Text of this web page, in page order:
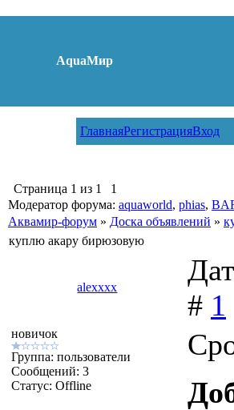
AquaМир
ГлавнаяРегистрацияВход
Страница 1 из 1
1
Модератор форума: aquaworld, phias,
Аквамир-форум » Доска объявлений »
куплю акару бирюзовую
alexxxx
# 1
новичок
Группа: пользователи
Сообщений: 3
Статус: Offline